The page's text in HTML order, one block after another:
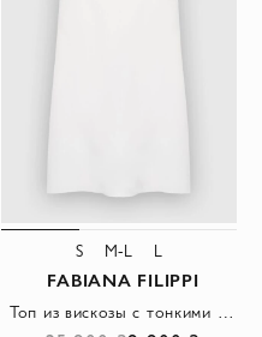
S M-L L
FABIANA FILIPPI